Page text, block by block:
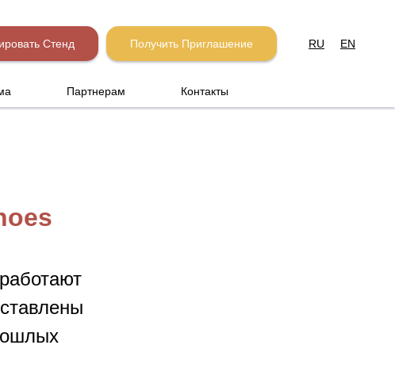
Стенд Получить Приглашение RU EN
Партнерам Контакты